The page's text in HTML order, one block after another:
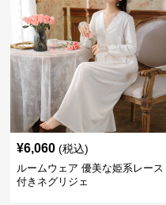
¥6,060 (税込)
ルームウェア 優美な姫系レース
付きネグリジェ